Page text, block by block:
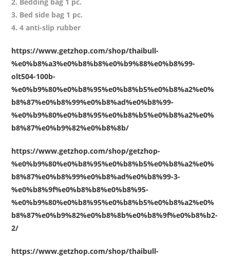
3. Bed side bag 1 pc.
4. 4 anti-slip rubber
https://www.getzhop.com/shop/thaibull-
%e0%b8%a3%e0%b8%b8%e0%b9%88%e0%b8%99-
olt504-100b-
%e0%b9%80%e0%b8%95%e0%b8%b5%e0%b8%a2%e0%
b8%87%e0%b8%99%e0%b8%ad%e0%b8%99-
%e0%b9%80%e0%b8%95%e0%b8%b5%e0%b8%a2%e0%
b8%87%e0%b9%82%e0%b8%8b/
https://www.getzhop.com/shop/getzhop-
%e0%b9%80%e0%b8%95%e0%b8%b5%e0%b8%a2%e0%
b8%87%e0%b8%99%e0%b8%ad%e0%b8%99-3-
%e0%b8%9f%e0%b8%b8%e0%b8%95-
%e0%b9%80%e0%b8%95%e0%b8%b5%e0%b8%a2%e0%
b8%87%e0%b9%82%e0%b8%8b%e0%b8%9f%e0%b8%b2-
2/
https://www.getzhop.com/shop/thaibull-